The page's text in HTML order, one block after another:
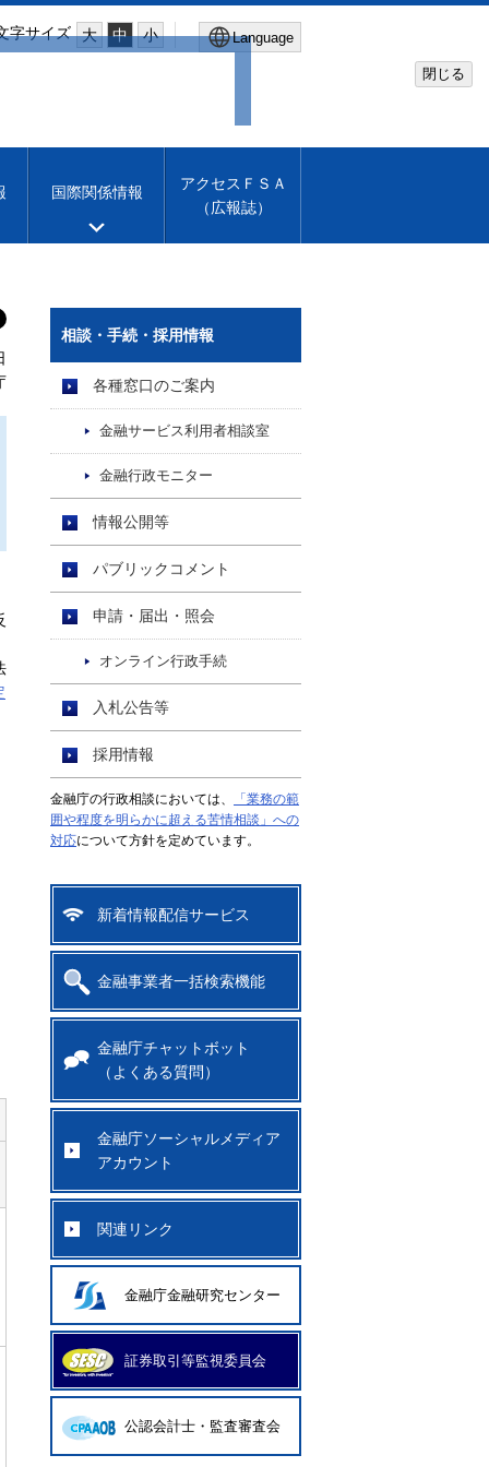
字サイズ 大 中 小 Language
Machine translation
閉じる
国際関係情報
アクセスＦＳＡ
（広報誌）
相談・手続・採用情報
各種窓口のご案内
金融サービス利用者相談室
金融行政モニター
情報公開等
パブリックコメント
申請・届出・照会
オンライン行政手続
入札公告等
採用情報
金融庁の行政相談においては、
「業務の範
囲や程度を明らかに超える苦情相談」への
対応について方針を定めています。
新着情報配信サービス
金融事業者一括検索機能
金融庁チャットボット
（よくある質問）
金融庁ソーシャルメディア
アカウント
関連リンク
金融庁金融研究センター
証券取引等監視委員会
公認会計士・監査審査会